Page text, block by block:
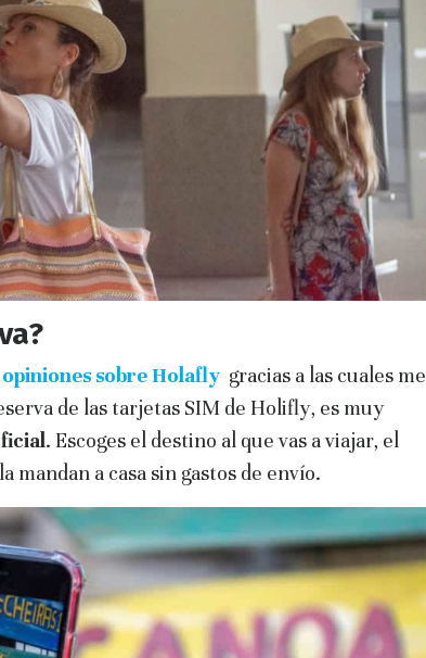
opiniones sobre Holafly gracias a las cuales me
de las tarjetas SIM de Holifly, es muy
. Escoges el destino al que vas a viajar, el
mandan a casa sin gastos de envío.